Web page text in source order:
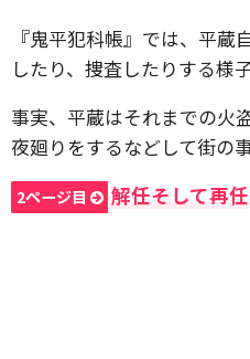
『鬼平犯科帳』では、平
したり、捜査したりする様
事実、平蔵はそれまでの火
夜廻りをするなどして街の
2ページ目 解任そして再任